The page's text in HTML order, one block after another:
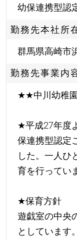
幼保連携型認
勤務先本社所
群馬県高崎市
勤務先事業内
★★中川幼稚
★平成27年度
保連携型認定
した。一人ひ
育を行ってい
★保育方針
遊戯室の中央
としています